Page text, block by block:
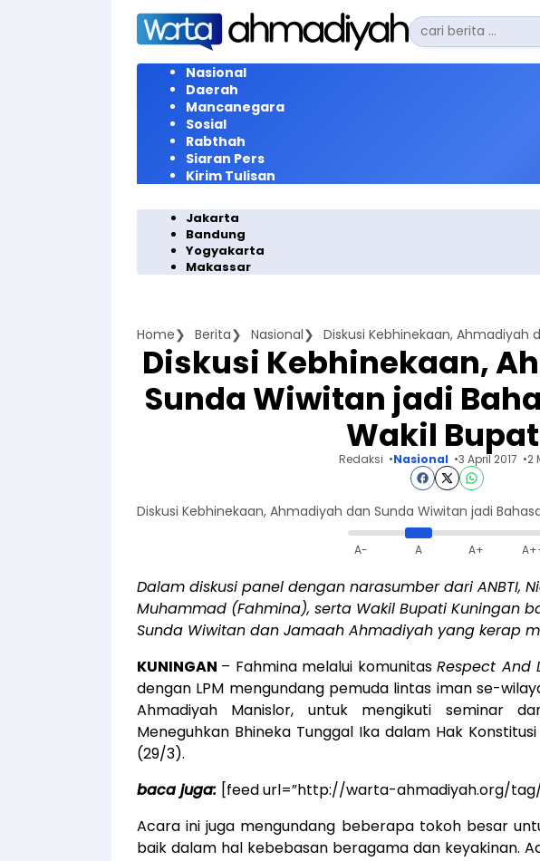
Langsung
konten
Pencarian
untuk:
Nasional
Daerah
Mancanegara
Sosial
Rabthah
Siaran Pers
Kirim Tulisan
Jakarta
Bandung
Yogyakarta
Makassar
Home Berita Nasional
Diskusi Kebhinekaan,
Sunda Wiwitan jadi
Wakil
Redaksi Nasional 3 April 2017 2
Diskusi Kebhinekaan, Ahmadiyah dan Sunda Wiwitan jadi
A- A A+
Dalam diskusi panel dengan narasumber dari ANBTI,
Muhammad (Fahmina), serta Wakil Bupati Kuningan
Sunda Wiwitan dan Jamaah Ahmadiyah yang kerap
KUNINGAN – Fahmina melalui komunitasRespect And
dengan LPM mengundang pemuda lintas iman se-
Ahmadiyah Manislor, untuk mengikuti seminar
Meneguhkan Bhineka Tunggal Ika dalam Hak
(29/3).
baca juga: [feed url=”http://warta-ahmadiyah.org/
Acara ini juga mengundang beberapa tokoh besar
baik dalam hal kebebasan beragama dan keyakinan.